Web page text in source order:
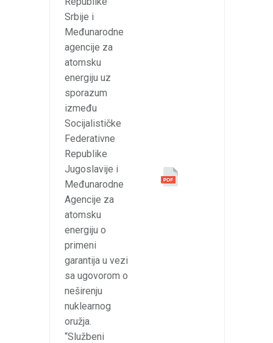
Srbije i
Međunarodne
agencije za
atomsku
energiju uz
sporazum
između
Socijalističke
Federativne
Republike
Jugoslavije i
Međunarodne
Agencije za
atomsku
energiju o
primeni
garantija u vezi
sa ugovorom o
neširenju
nuklearnog
oružja.
“Službeni